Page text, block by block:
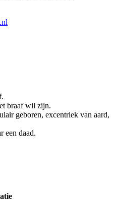
braaf wil zijn.
geboren, excentriek van aard,
een daad.